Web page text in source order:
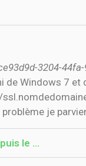
3204-
de Windows 7
je
le …